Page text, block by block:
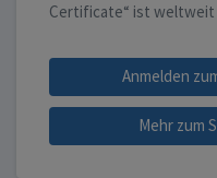
Certificate“ ist weltweit
Anmelden
Mehr zum